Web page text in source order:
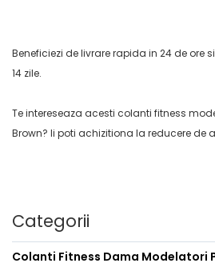
Beneficiezi de livrare rapida in 24 de ore
14 zile.
Te intereseaza acesti colanti fitness
Brown? Ii poti achizitiona la reducere de
Categorii
Colanti Fitness Dama Modelatori